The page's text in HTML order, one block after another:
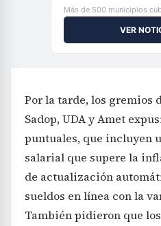
Más de 500 municipios
VER
Por la tarde, los gremios
Sadop, UDA y Amet
puntuales, que incluyen
salarial que supere la
de actualización
sueldos en línea con la
También pidieron que